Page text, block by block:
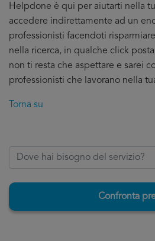
Helpdone è qui per aiutarti nella
accedere indirettamente ad un
professionisti facendoti
nella ricerca, in qualche click
non ti resta che aspettare e sarei
professionisti che lavorano nella
Torna su
Confronta